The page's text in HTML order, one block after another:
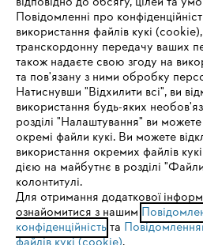
Запитання та відповіді
Сервіс
Політика конфіденційності
Юридична інформація
IHR BROWSER
UNTERSTÜTZT
Sie nutzen einen Browser, den wir
eine optimale Nutzung unserer Seite
einem der folgenden Browser zu
Повідомленні про
використання файлів кукі
транскордонну передачу ваших
також надаєте свою згоду на
та пов'язану з ними обробку
Натиснувши "Відхилити всі", ви
використання будь-яких
розділі "Налаштування" ви
окремі файли кукі. Ви можете
використання окремих файлів
дією на майбутнє в розділі
колонтитулі.
Для отримання додаткової
ознайомитися з нашим
конфіденційністьта